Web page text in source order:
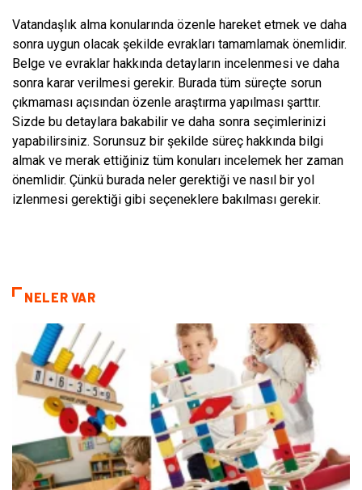
Vatandaşlık alma konularında özenle hareket etmek ve daha
sonra uygun olacak şekilde evrakları tamamlamak önemlidir.
Belge ve evraklar hakkında detayların incelenmesi ve daha
sonra karar verilmesi gerekir. Burada tüm süreçte sorun
çıkmaması açısından özenle araştırma yapılması şarttır.
Sizde bu detaylara bakabilir ve daha sonra seçimlerinizi
yapabilirsiniz. Sorunsuz bir şekilde süreç hakkında bilgi
almak ve merak ettiğiniz tüm konuları incelemek her zaman
önemlidir. Çünkü burada neler gerektiği ve nasıl bir yol
izlenmesi gerektiği gibi seçeneklere bakılması gerekir.
NELER VAR